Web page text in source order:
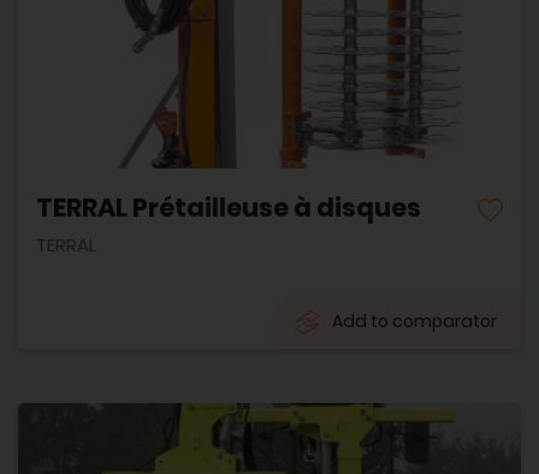
TERRAL Prétailleuse à disques
TERRAL
Add to comparator